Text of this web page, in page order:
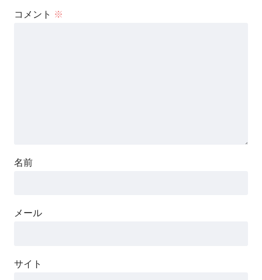
コメント ※
名前
メール
サイト